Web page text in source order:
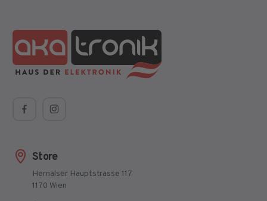
Store
Hernalser Hauptstrasse 117
1170 Wien